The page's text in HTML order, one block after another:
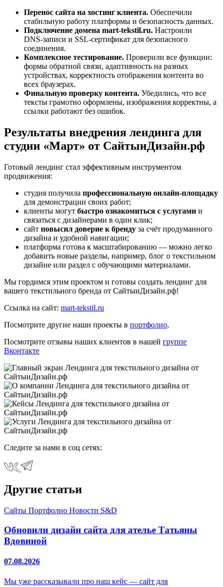
Перенос сайта на хостинг клиента. Обеспечили
стабильную работу платформы и безопасность данных.
Подключение домена mart-tekstil.ru. Настроили
DNS‑записи и SSL‑сертификат для безопасного
соединения.
Комплексное тестирование. Проверили все функции:
формы обратной связи, адаптивность на разных
устройствах, корректность отображения контента во
всех браузерах.
Финальную проверку контента. Убедились, что все
тексты грамотно оформлены, изображения корректны, а
ссылки работают без ошибок.
Результаты внедрения лендинга для
студии «Март» от СайтыиДизайн.рф
Готовый лендинг стал эффективным инструментом
продвижения:
студия получила профессиональную онлайн‑площадку
для демонстрации своих работ;
клиенты могут быстро ознакомиться с услугами и
связаться с дизайнерами в один клик;
сайт повысил доверие к бренду за счёт продуманного
дизайна и удобной навигации;
платформа готова к масштабированию — можно легко
добавить новые разделы, например, блог о текстильном
дизайне или раздел с обучающими материалами.
Мы гордимся этим проектом и готовы создать лендинг для
вашего текстильного бренда от СайтыиДизайн.рф!
Ссылка на сайт: mart-tekstil.ru
Посмотрите другие наши проекты в портфолио.
Посмотрите отзывы наших клиентов в нашей группе
Вконтакте
Следите за нами в соц сетях:
Другие статьи
Сайты Портфолио Новости S&D
Обновили дизайн сайта для ателье Татьяны
Вдовиной
07.08.2026
Мы уже рассказывали про наш кейс — сайт для